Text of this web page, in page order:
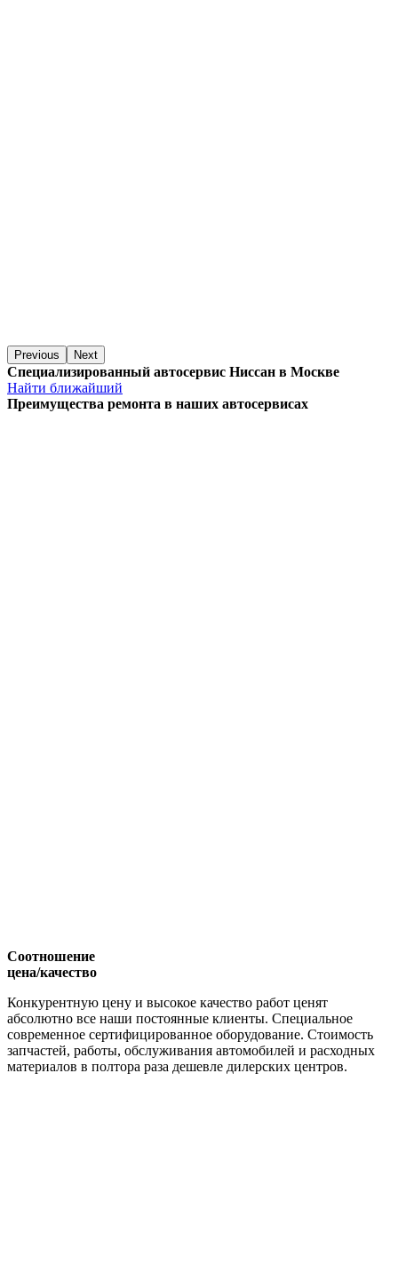
Previous Next
Специализированный автосервис Ниссан в Москве
Найти ближайший
Преимущества ремонта в наших автосервисах
Соотношение
цена/качество
Конкурентную цену и высокое качество работ ценят
абсолютно все наши постоянные клиенты. Специальное
современное сертифицированное оборудование. Стоимость
запчастей, работы, обслуживания автомобилей и расходных
материалов в полтора раза дешевле дилерских центров.